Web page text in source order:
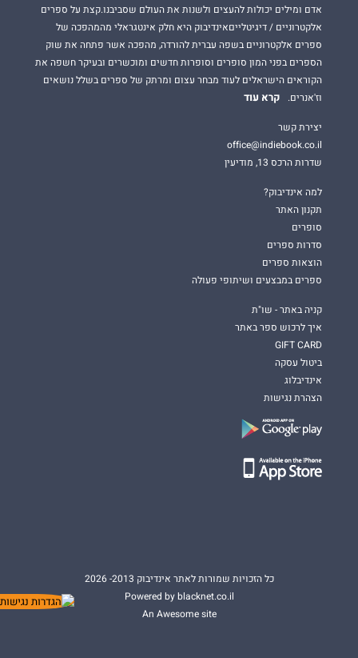
אדם ומילים יכולות להעצים ולשנות את העולם שסביבנו.קצת על ספרים
אלקטרוניים / דיגיטלייםאינדיבוק היא חלק אינטגראלי מהמהפכה של
ספרים אלקטרוניים בשפה עברית להורדה, מהפכה אשר פתחה את שוק
הספרים בפני המון סופרים וסופרות חדשים ומוכשרים ובעיקר חשפה את
הקוראים הישראלים לעוד מבחר עצום ומרתק של ספרים בשלל נושאים
וז'אנרים.
קרא עוד
יצירת קשר
office@indiebook.co.il
שדרות הרכס 13, מודיעין
למה אינדיבוק?
תקנון האתר
סופרים
סדרות ספרים
הוצאות ספרים
ספרים במבצעים ושיתופי פעולה
קניה באתר - שו"ת
איך לרכוש ספר באתר
GIFT CARD
ביטול עסקה
אינדיבלוג
הצהרת נגישות
כל הזכויות שמורות לאתר אינדיבוק 2013- 2026
Powered by blacknet.co.il
An Awesome site